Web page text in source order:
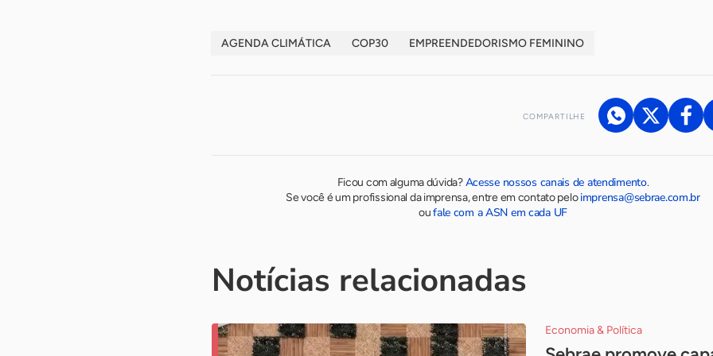
AGENDA CLIMÁTICA COP30 EMPREENDEDORISMO FEMININO
COMPARTILHE
Ficou com alguma dúvida?Acesse nossos canais de atendimento.
Se você é um profissional da imprensa, entre em contato peloimprensa@sebrae.com.br
oufale com a ASN em cada UF
Notícias relacionadas
Economia & Política